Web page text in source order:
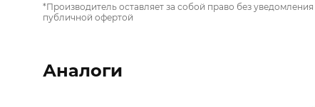
*Производитель оставляет за собой право без
публичной офертой
Аналоги